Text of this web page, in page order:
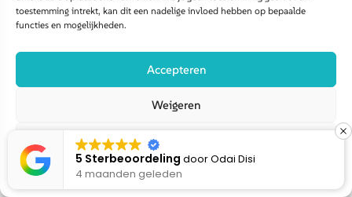
toestemming intrekt, kan dit een nadelige invloed hebben op bepaalde
functies en mogelijkheden.
Accepteren
Weigeren
Bekijk voorkeuren
CookiebeleidDisclaimer privacy policy
SCROLL VOOR MEER
5 Sterbeoordeling doorLinda Linda
4 maanden geleden